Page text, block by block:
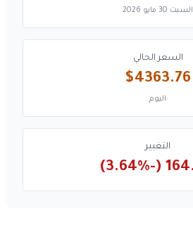
السبت 30 مايو 2026
السعر الحالي
$4363.76
اليوم
التغيير